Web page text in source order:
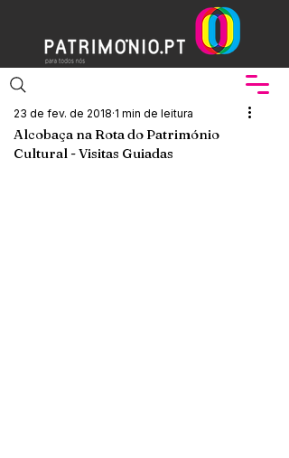
Alcobaça na Rota do Património
Cultural - Visitas Guiadas
23 de fev. de 2018 1 min de leitura